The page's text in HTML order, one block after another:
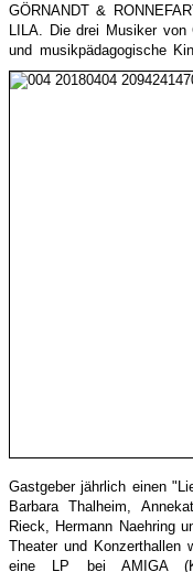
GÖRNANDT &
LILA. Die drei Musiker
und musikpädagogische
Gastgeber jährlich einen
Barbara Thalheim,
Rieck, Hermann Naehring
Theater und Konzerthallen
eine LP bei AMIGA